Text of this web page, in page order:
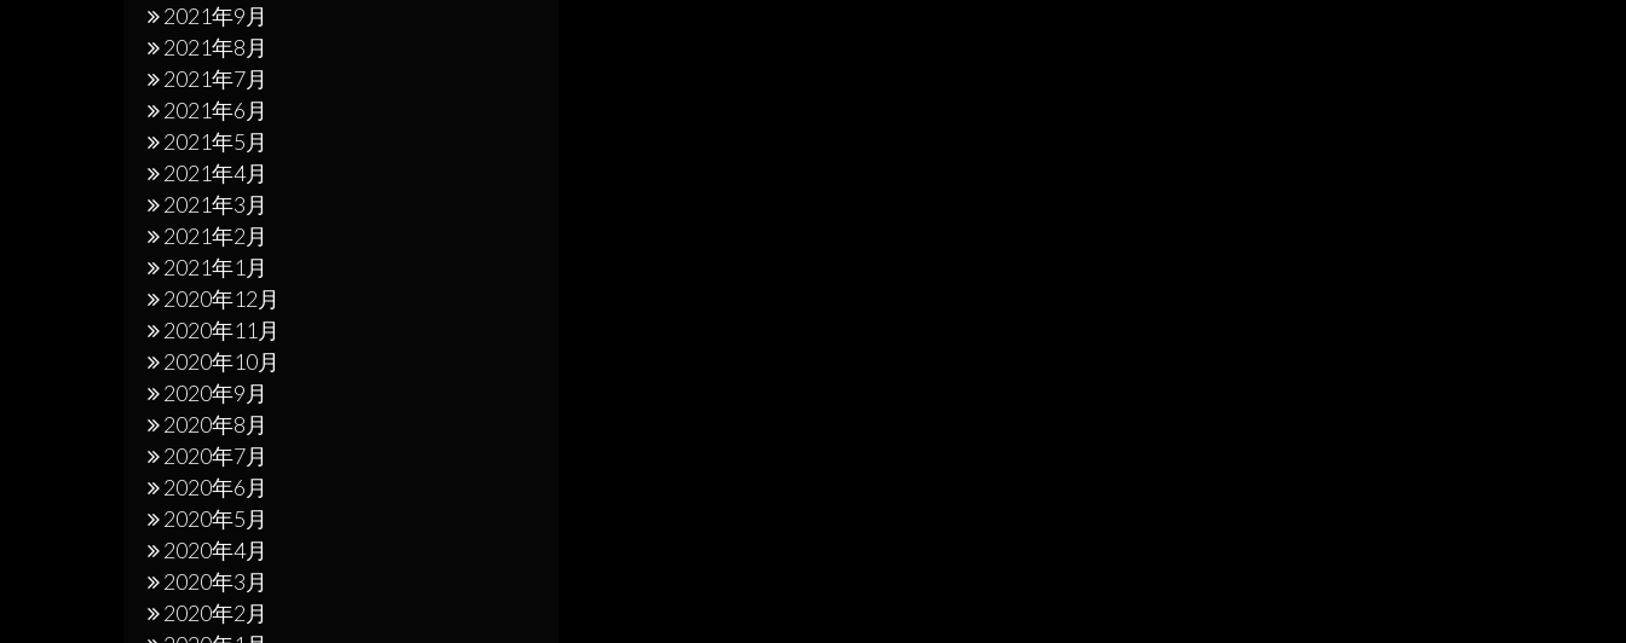
2021年9月
2021年8月
2021年7月
2021年6月
2021年5月
2021年4月
2021年3月
2021年2月
2021年1月
2020年12月
2020年11月
2020年10月
2020年9月
2020年8月
2020年7月
2020年6月
2020年5月
2020年4月
2020年3月
2020年2月